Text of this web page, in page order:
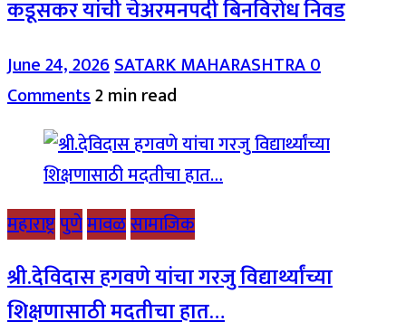
कडूसकर यांची चेअरमनपदी बिनविरोध निवड
June 24, 2026SATARK MAHARASHTRA0
Comments2 min read
महाराष्ट्रपुणेमावळसामाजिक
श्री.देविदास हगवणे यांचा गरजु विद्यार्थ्यांच्या
शिक्षणासाठी मदतीचा हात…